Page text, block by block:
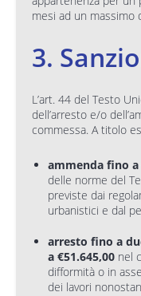
mesi ad un massimo
3.
L’art. 44 del Testo
dell’arresto e/o
commessa. A titolo
ammenda fino a
delle norme del
previste dai
urbanistici e dal
arresto fino a
a €51.645,00 nel
difformità o in
dei lavori